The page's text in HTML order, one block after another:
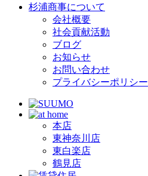
杉浦商事について
会社概要
社会貢献活動
ブログ
お知らせ
お問い合わせ
プライバシーポリシー
本店
東神奈川店
東白楽店
鶴見店